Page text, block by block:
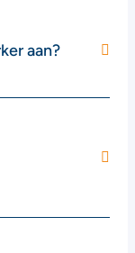
aan?